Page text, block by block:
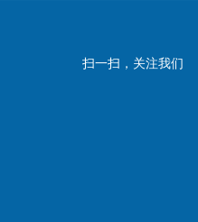
扫一扫，关注我们